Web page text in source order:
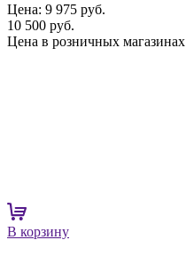
Цена: 9 975 руб.
10 500 руб.
Цена в розничных магазинах
В корзину